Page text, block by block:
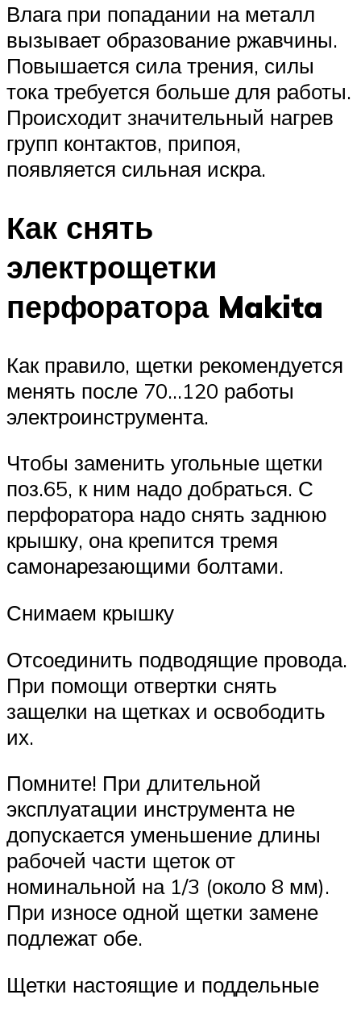
Влага при попадании на металл
вызывает образование ржавчины.
Повышается сила трения, силы
тока требуется больше для работы.
Происходит значительный нагрев
групп контактов, припоя,
появляется сильная искра.
Как снять
электрощетки
перфоратора Makita
Как правило, щетки рекомендуется
менять после 70…120 работы
электроинструмента.
Чтобы заменить угольные щетки
поз.65, к ним надо добраться. С
перфоратора надо снять заднюю
крышку, она крепится тремя
самонарезающими болтами.
Снимаем крышку
Отсоединить подводящие провода.
При помощи отвертки снять
защелки на щетках и освободить
их.
Помните! При длительной
эксплуатации инструмента не
допускается уменьшение длины
рабочей части щеток от
номинальной на 1/3 (около 8 мм).
При износе одной щетки замене
подлежат обе.
Щетки настоящие и поддельные